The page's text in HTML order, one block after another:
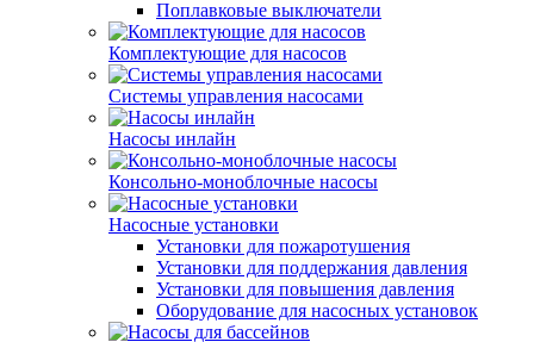
Поплавковые выключатели
Комплектующие для насосов
Системы управления насосами
Насосы инлайн
Консольно-моноблочные насосы
Насосные установки
Установки для пожаротушения
Установки для поддержания давления
Установки для повышения давления
Оборудование для насосных установок